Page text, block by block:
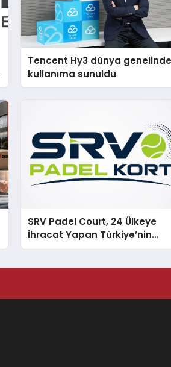
Tencent Hy3 dünya
kullanıma sunuldu
SRV Padel Court, 24 Ülkeye
İhracat Yapan Türkiye’nin
Padel Kortu Üretim Gücü